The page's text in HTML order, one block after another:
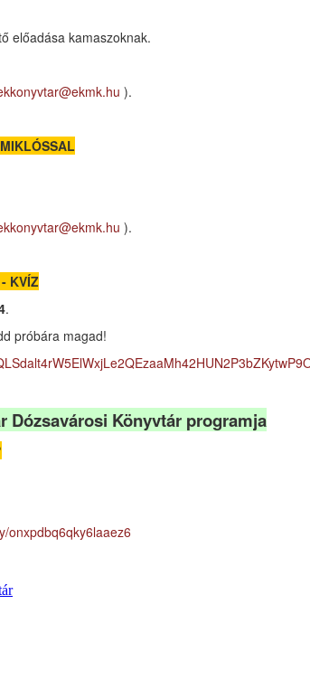
előadása kamaszoknak.
).
).
KVÍZ
.
próbára magad!
Dózsavárosi Könyvtár programja
onxpdbq6qky6laaez6